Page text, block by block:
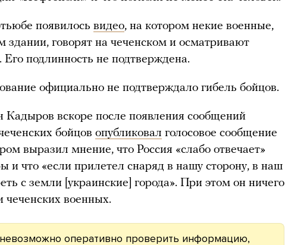
появилось видео, на котором некие военные,
здании, говорят на чеченском и осматривают
Его подлинность не подтверждена.
официально не подтверждало гибель бойцов.
Кадыров вскоре после появления сообщений
бойцов опубликовал голосовое сообщение
выразил мнение, что Россия «слабо отвечает»
и что «если прилетел снаряд в нашу сторону, в наш
с земли [украинские] города». При этом он ничего
чеченских военных.
оперативно проверить информацию,